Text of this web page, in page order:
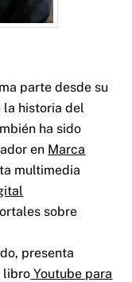
parte desde su
la historia del
ha sido
en Marca
multimedia
sobre
presenta
libro Youtube para